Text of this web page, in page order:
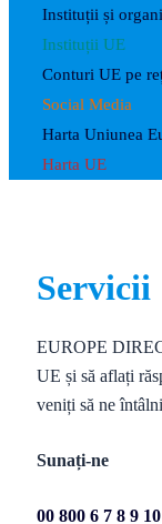
Instituții și
Instituții UE
Conturi UE pe
Social Media
Harta Uniunea
Harta UE
Servicii
EUROPE
UE și să aflați
veniți să ne
Sunați-ne
00 800 6 7 8 9 10